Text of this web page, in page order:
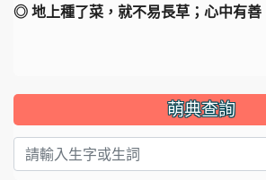
◎ 地上種了菜，就不易長草；心中有善
萌典查詢